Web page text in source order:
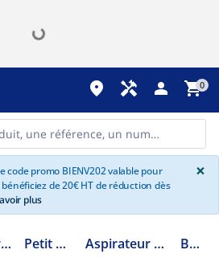
place handyman person shopping_cart0
code promo BIENV202 valable pour
de 20€ HT de réduction dès
plus
×
Electroménager multimédia et informatique Petit électroménager Aspirateur balai, traineau et robot BXRV500E